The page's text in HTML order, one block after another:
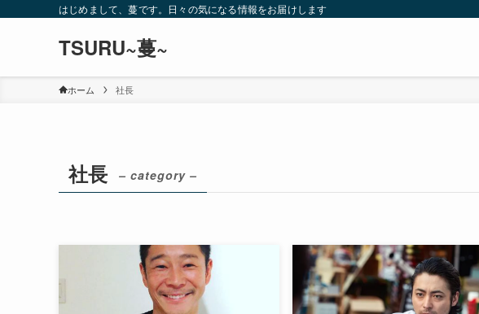
はじめまして、蔓です。日々の気になる情報をお届けします
TSURU~蔓~
ホーム 社長
社長 – category –